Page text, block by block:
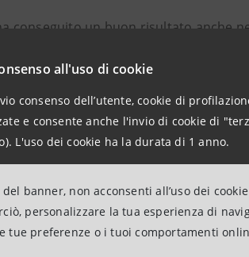
all'uso di cookie
consenso dell’utente, cookie di
e consente anche l'invio di cookie di
L'uso dei cookie ha la durata di 1 anno.
banner, non acconsenti all’uso dei
personalizzare la tua esperienza di
tue preferenze o i tuoi comportamenti
conseguito un buon risultato anche
d’anno. L’export ha beneficiato
(+5,9%) e Svizzera (+9,9%). E’
dagli ottimi risultati in Cina (+40%). In
miglioramento delle esportazioni di
- incremento del 50,2% nel terzo
recupero messo a segno negli USA -
player sembra uscita dalla fase